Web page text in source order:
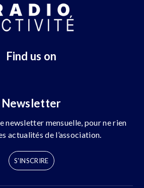
Find us on
Newsletter
newsletter mensuelle, pour ne rien
actualités de l’association.
S'INSCRIRE